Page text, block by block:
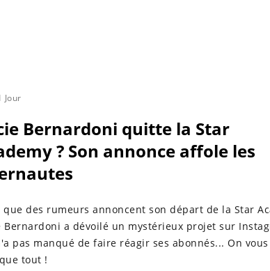
Jour
Bernardoni quitte la Star
? Son annonce affole les
que des rumeurs annoncent son départ de la Star
Bernardoni a dévoilé un mystérieux projet sur
pas manqué de faire réagir ses abonnés... On vous
tout !